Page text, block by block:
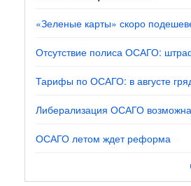
«Зеленые карты» скоро
Отсутствие полиса ОСАГО:
Тарифы по ОСАГО: в августе
Либерализация ОСАГО
ОСАГО летом ждет реформа